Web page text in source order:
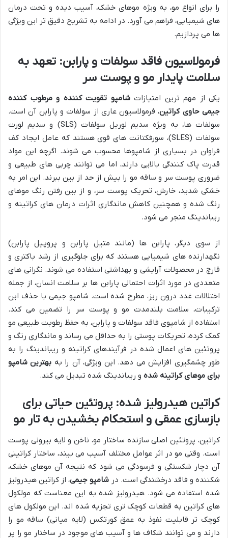
را برای انواع مو، به ویژه موهای خشک، آسیب دیده و تحت درمان
های شیمیایی، فراهم می آورد. در ادامه به تشریح دقیق تر این ویژگی
ها می پردازیم.
فرمولاسیون فاقد سولفات و پارابن: تعهد به
سلامت پایدار مو و پوست سر
یکی از مهم ترین امتیازاتشامپو تقویت کننده و مرطوب کننده
جیمی حاوی کراتین، فرمولاسیون عاری از سولفات و پارابن آن است.
سولفات ها، به ویژه سدیم لوریل سولفات (SLS) و سدیم لورت
سولفات (SLES)، سورفکتانت های قوی هستند که عامل ایجاد کف
فراوان در بسیاری از شامپوها محسوب می شوند. اگرچه این مواد
قدرت پاک کنندگی بالایی دارند، اما می توانند چربی های طبیعی و
ضروری پوست سر و ساقه مو را بیش از حد از بین ببرند. این امر به
خشکی شدید، خارش، تحریک پوست سر، و از بین رفتن رنگ موهای
رنگ شده و همچنین کاهش ماندگاری اثرات درمان های کراتینه و
ریباندینگ منجر می شود.
از سوی دیگر، پارابن ها (مانند متیل پارابن و پروپیل پارابن)
نگهدارنده های شیمیایی هستند که برای جلوگیری از رشد باکتری و
قارچ در محصولات آرایشی و بهداشتی استفاده می شوند. نگرانی های
متعددی در مورد اثرات احتمالی پارابن ها بر سلامت انسان، از جمله
اختلالات غدد درون ریز، مطرح شده است. شامپو جیمی با حذف این
ترکیبات، سلامت بلندمدت مو و پوست سر را تضمین می کند.
استفاده از شامپوی فاقد سولفات و پارابن، به حفظ رطوبت طبیعی مو
کمک کرده، تحریکات پوستی را به حداقل می رساند و ماندگاری رنگ و
پروتئین های اعمال شده در فرآیندهای کراتینه و ریباندینگ را به
طور چشمگیری افزایش می دهد. این ویژگی، آن را به بهترین شامپو
برای موهای کراتینه شده و ریباندینگ شده تبدیل می کند.
کراتین هیدرولیز شده: پروتئین حیاتی برای
بازسازی عمقی و استحکام بخشیدن به تار مو
کراتین، پروتئین اصلی سازنده ساختار مو، ناخن و لایه بیرونی پوست
است. وقتی مو در اثر عوامل مختلف آسیب می بیند، ساختار کراتینی
آن دچار شکستگی و فرسودگی می شود که نتیجه آن موهای خشک،
شکننده و فاقد درخشندگی است. در شامپو جیمی، از کراتین هیدرولیز
شده استفاده می شود. هیدرولیز شده به این معناست که مولکول
های کراتین به قطعات کوچک تری تجزیه شده اند. این مولکول های
کوچک تر قابلیت نفوذ به عمق کورتکس (لایه میانی) ساقه مو را
دارند و می توانند شکاف ها و آسیب های موجود در ساختار مو را پر